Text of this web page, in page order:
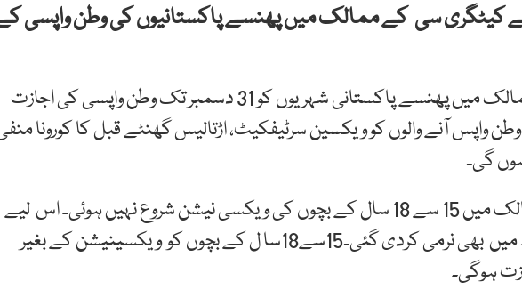
نے کیٹگری سی کے ممالک میں پھنسے پاکستانیوں کی وطن واپسی
این سی اوسی نے کیٹیگری سی کے ممالک میں پھنسے پاکستانی شہریوں کو 31 دسمبر تک وطن واپسی کی اجازت
آنے والوں کو ویکسین سرٹیفکیٹ، اڑتالیس گھنٹے قبل کا کورونا
گی۔
این سی او سی کا کہنا ہے کہ اکثر ممالک میں 15 سے 18 سال کے بچوں کی ویکسی نیشن شروع نہیں ہوئی۔ اس لیے
بچوں کے لیے ویکسی نیشن کی شرط میں بھی نرمی کردی گئی۔15سے18سا ل کے بچوں کو ویکسینیشن کے بغیر